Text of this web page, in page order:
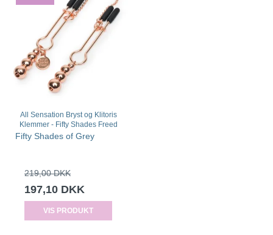
All Sensation Bryst og Klitoris
Klemmer - Fifty Shades Freed
Fifty Shades of Grey
219,00 DKK
197,10 DKK
VIS PRODUKT